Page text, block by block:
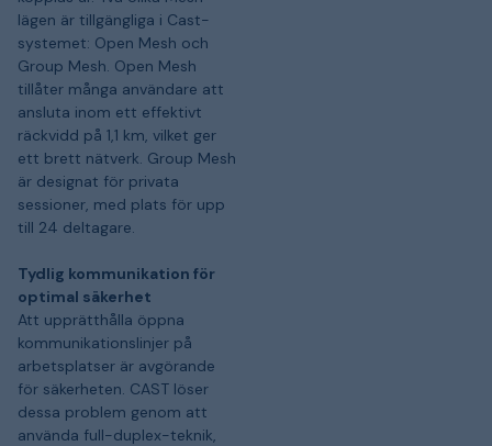
lägen är tillgängliga i Cast-
systemet: Open Mesh och
Group Mesh. Open Mesh
tillåter många användare att
ansluta inom ett effektivt
räckvidd på 1,1 km, vilket ger
ett brett nätverk. Group Mesh
är designat för privata
sessioner, med plats för upp
till 24 deltagare.
Tydlig kommunikation för
optimal säkerhet
Att upprätthålla öppna
kommunikationslinjer på
arbetsplatser är avgörande
för säkerheten. CAST löser
dessa problem genom att
använda full-duplex-teknik,